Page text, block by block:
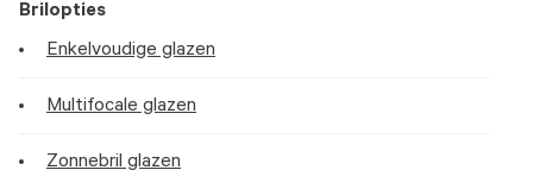
Brilopties
Enkelvoudige glazen
Multifocale glazen
Zonnebril glazen